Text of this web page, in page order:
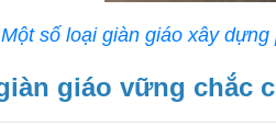
Một số loại giàn giáo xây
giáo vững chắc